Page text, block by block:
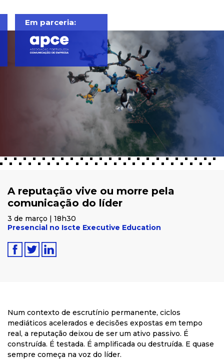
Em parceria:
A reputação vive ou morre pela
comunicação do líder
3 de março | 18h30
Presencial no Iscte Executive Education
Num contexto de escrutínio permanente, ciclos
mediáticos acelerados e decisões expostas em tempo
real, a reputação deixou de ser um ativo passivo. É
construída. É testada. É amplificada ou destruída. E quase
sempre começa na voz do líder.